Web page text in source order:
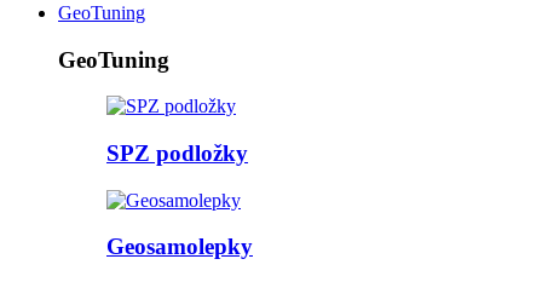
GeoTuning
GeoTuning
SPZ podložky
Geosamolepky